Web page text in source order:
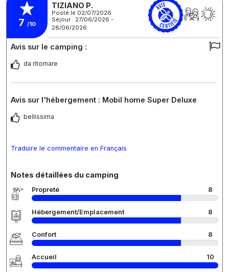
7 /10
TIZIANO P.
Posté le 02/07/2026
Séjour : 27/06/2026 -
28/06/2026
Avis sur le camping :
da ritornare
Avis sur l'hébergement : Mobil home Super Deluxe
bellissima
Traduire le commentaire en Français
Notes détaillées du camping
Propreté 8
Hébergement/Emplacement 8
Confort 8
Accueil 10